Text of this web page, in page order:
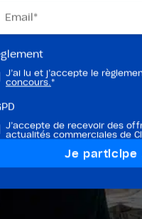
J’ai lu et j’accepte le
concours.*
J’accepte de recevoir des
actualités commerciales de